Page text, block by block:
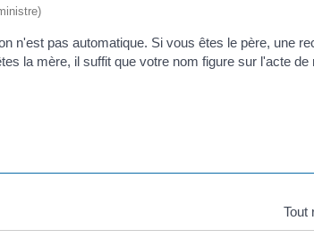
n'est pas automatique. Si vous êtes le père, une
la mère, il suffit que votre nom figure sur l'acte
Tout